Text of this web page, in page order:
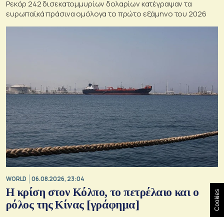
Ρεκόρ 242 δισεκατομμυρίων δολαρίων κατέγραψαν τα
ευρωπαϊκά πράσινα ομόλογα το πρώτο εξάμηνο του 2026
WORLD 06.08.2026, 23:04
Η κρίση στoν Κόλπο, το πετρέλαιο και ο
ρόλος της Κίνας [γράφημα]
Cookies